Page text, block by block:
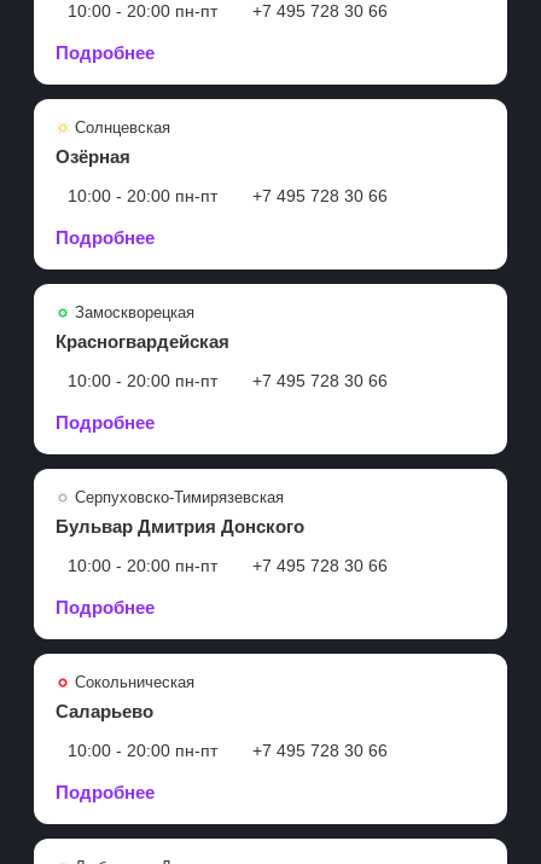
10:00 - 20:00 пн-пт +7 495 728 30 66
Подробнее
Солнцевская
Озёрная
10:00 - 20:00 пн-пт +7 495 728 30 66
Подробнее
Замоскворецкая
Красногвардейская
10:00 - 20:00 пн-пт +7 495 728 30 66
Подробнее
Серпуховско-Тимирязевская
Бульвар Дмитрия Донского
10:00 - 20:00 пн-пт +7 495 728 30 66
Подробнее
Сокольническая
Саларьево
10:00 - 20:00 пн-пт +7 495 728 30 66
Подробнее